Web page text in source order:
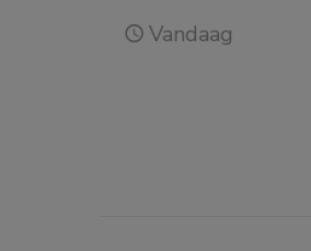
Vandaag